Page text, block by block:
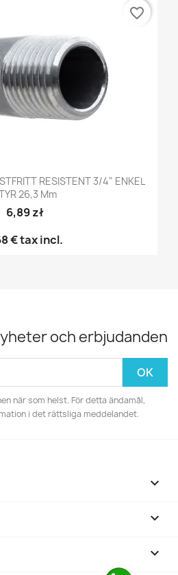
RESISTENT 3/4" ENKEL
26,3 Mm
6,89 zł
€tax incl.
favorite_border
och erbjudanden
när som helst. För detta ändamål,
i det rättsliga meddelandet.


